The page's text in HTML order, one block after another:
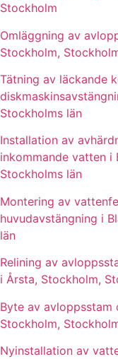
Stockholm
Omläggning av
Stockholm,
Tätning av läckande
Stockholms län
Installation av
inkommande vatten i
Stockholms län
Montering av
huvudavstängning i
län
Relining av
i Årsta, Stockholm,
Byte av avloppsstam
Stockholm,
Nyinstallation av